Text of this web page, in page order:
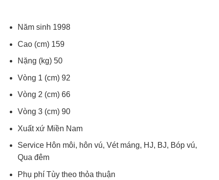
Năm sinh 1998
Cao (cm) 159
Nặng (kg) 50
Vòng 1 (cm) 92
Vòng 2 (cm) 66
Vòng 3 (cm) 90
Xuất xứ Miền Nam
Service Hôn môi, hôn vú, Vét máng, HJ, BJ, Bóp vú,
Qua đêm
Phụ phí Tùy theo thỏa thuận